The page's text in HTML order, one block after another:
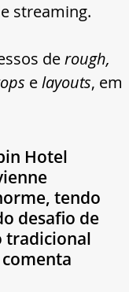
streaming.
de rough,
e layouts, em
Hotel
tendo
desafio de
tradicional